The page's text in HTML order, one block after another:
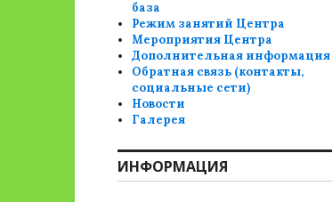
база
Режим занятий Центра
Мероприятия Центра
Дополнительная информация
Обратная связь (контакты,
социальные сети)
Новости
Галерея
ИНФОРМАЦИЯ